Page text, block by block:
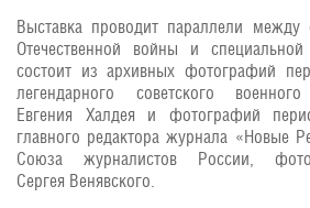
Выставка проводит параллели
Отечественной войны и
состоит из архивных фотографий
легендарного советского
Евгения Халдея и фотографий
главного редактора журнала «Новые
Союза журналистов России,
Сергея Венявского.